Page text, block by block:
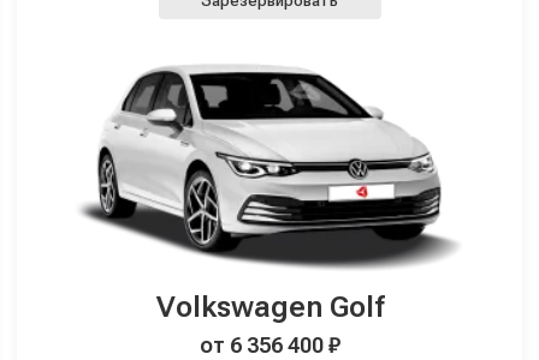
Volkswagen Golf
от 6 356 400 ₽